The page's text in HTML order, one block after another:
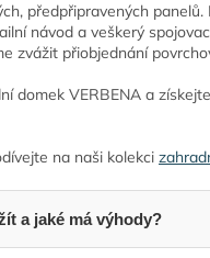
předpřipravených
návod a veškerý
zvážit přiobjednání
domek VERBENA a
na naši kolekci
a jaké má výhody?